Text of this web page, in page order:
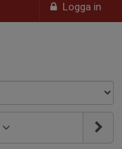
Logga in